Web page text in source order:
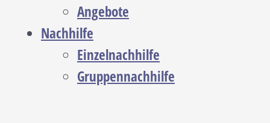
Angebote
Nachhilfe
Einzelnachhilfe
Gruppennachhilfe